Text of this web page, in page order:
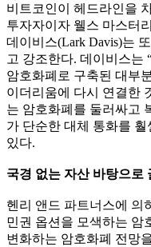
비트코인이 헤드라인을
투자자이자 웰스 마스터
데이비스(Lark Davis)는
고 강조한다. 데이비스는
암호화폐로 구축된 대부
이더리움에 다시 연결한
는 암호화폐를 둘러싸고
가 단순한 대체 통화를
있다.
국경 없는 자산 바탕으로
헨리 앤드 파트너스에 의
민권 옵션을 모색하는 암
변화하는 암호화폐 전망